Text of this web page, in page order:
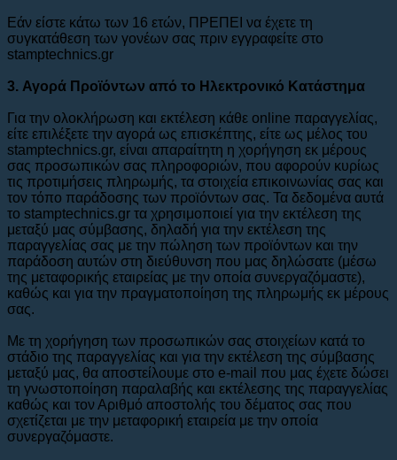
Εάν είστε κάτω των 16 ετών, ΠΡΕΠΕΙ να έχετε τη
συγκατάθεση των γονέων σας πριν εγγραφείτε στο
stamptechnics.gr
3. Αγορά Προϊόντων από το Ηλεκτρονικό Κατάστημα
Για την ολοκλήρωση και εκτέλεση κάθε οnline παραγγελίας,
είτε επιλέξετε την αγορά ως επισκέπτης, είτε ως μέλος του
stamptechnics.gr, είναι απαραίτητη η χορήγηση εκ μέρους
σας προσωπικών σας πληροφοριών, που αφορούν κυρίως
τις προτιμήσεις πληρωμής, τα στοιχεία επικοινωνίας σας και
τον τόπο παράδοσης των προϊόντων σας. Τα δεδομένα αυτά
το stamptechnics.gr τα χρησιμοποιεί για την εκτέλεση της
μεταξύ μας σύμβασης, δηλαδή για την εκτέλεση της
παραγγελίας σας με την πώληση των προϊόντων και την
παράδοση αυτών στη διεύθυνση που μας δηλώσατε (μέσω
της μεταφορικής εταιρείας με την οποία συνεργαζόμαστε),
καθώς και για την πραγματοποίηση της πληρωμής εκ μέρους
σας.
Με τη χορήγηση των προσωπικών σας στοιχείων κατά το
στάδιο της παραγγελίας και για την εκτέλεση της σύμβασης
μεταξύ μας, θα αποστείλουμε στο e-mail που μας έχετε δώσει
τη γνωστοποίηση παραλαβής και εκτέλεσης της παραγγελίας
καθώς και τον Αριθμό αποστολής του δέματος σας που
σχετίζεται με την μεταφορική εταιρεία με την οποία
συνεργαζόμαστε.